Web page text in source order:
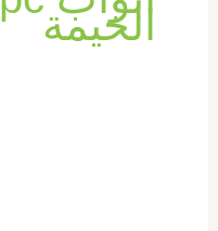
الخيمة